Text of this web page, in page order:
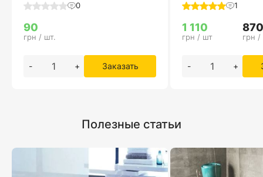
0
90
грн / шт.
- + Заказать
1
1 110
грн / шт
870
грн /
- +
Полезные статьи